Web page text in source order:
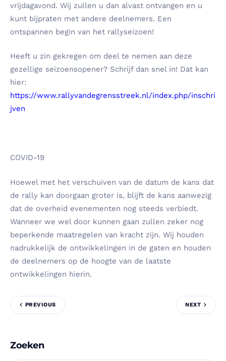
vrijdagavond. Wij zullen u dan alvast ontvangen en u
kunt bijpraten met andere deelnemers. Een
ontspannen begin van het rallyseizoen!
Heeft u zin gekregen om deel te nemen aan deze
gezellige seizoensopener? Schrijf dan snel in! Dat kan
hier:
https://www.rallyvandegrensstreek.nl/index.php/inschri
jven
COVID-19
Hoewel met het verschuiven van de datum de kans dat
de rally kan doorgaan groter is, blijft de kans aanwezig
dat de overheid evenementen nog steeds verbiedt.
Wanneer we wel door kunnen gaan zullen zeker nog
beperkende maatregelen van kracht zijn. Wij houden
nadrukkelijk de ontwikkelingen in de gaten en houden
de deelnemers op de hoogte van de laatste
ontwikkelingen hierin.
PREVIOUS NEXT
Zoeken